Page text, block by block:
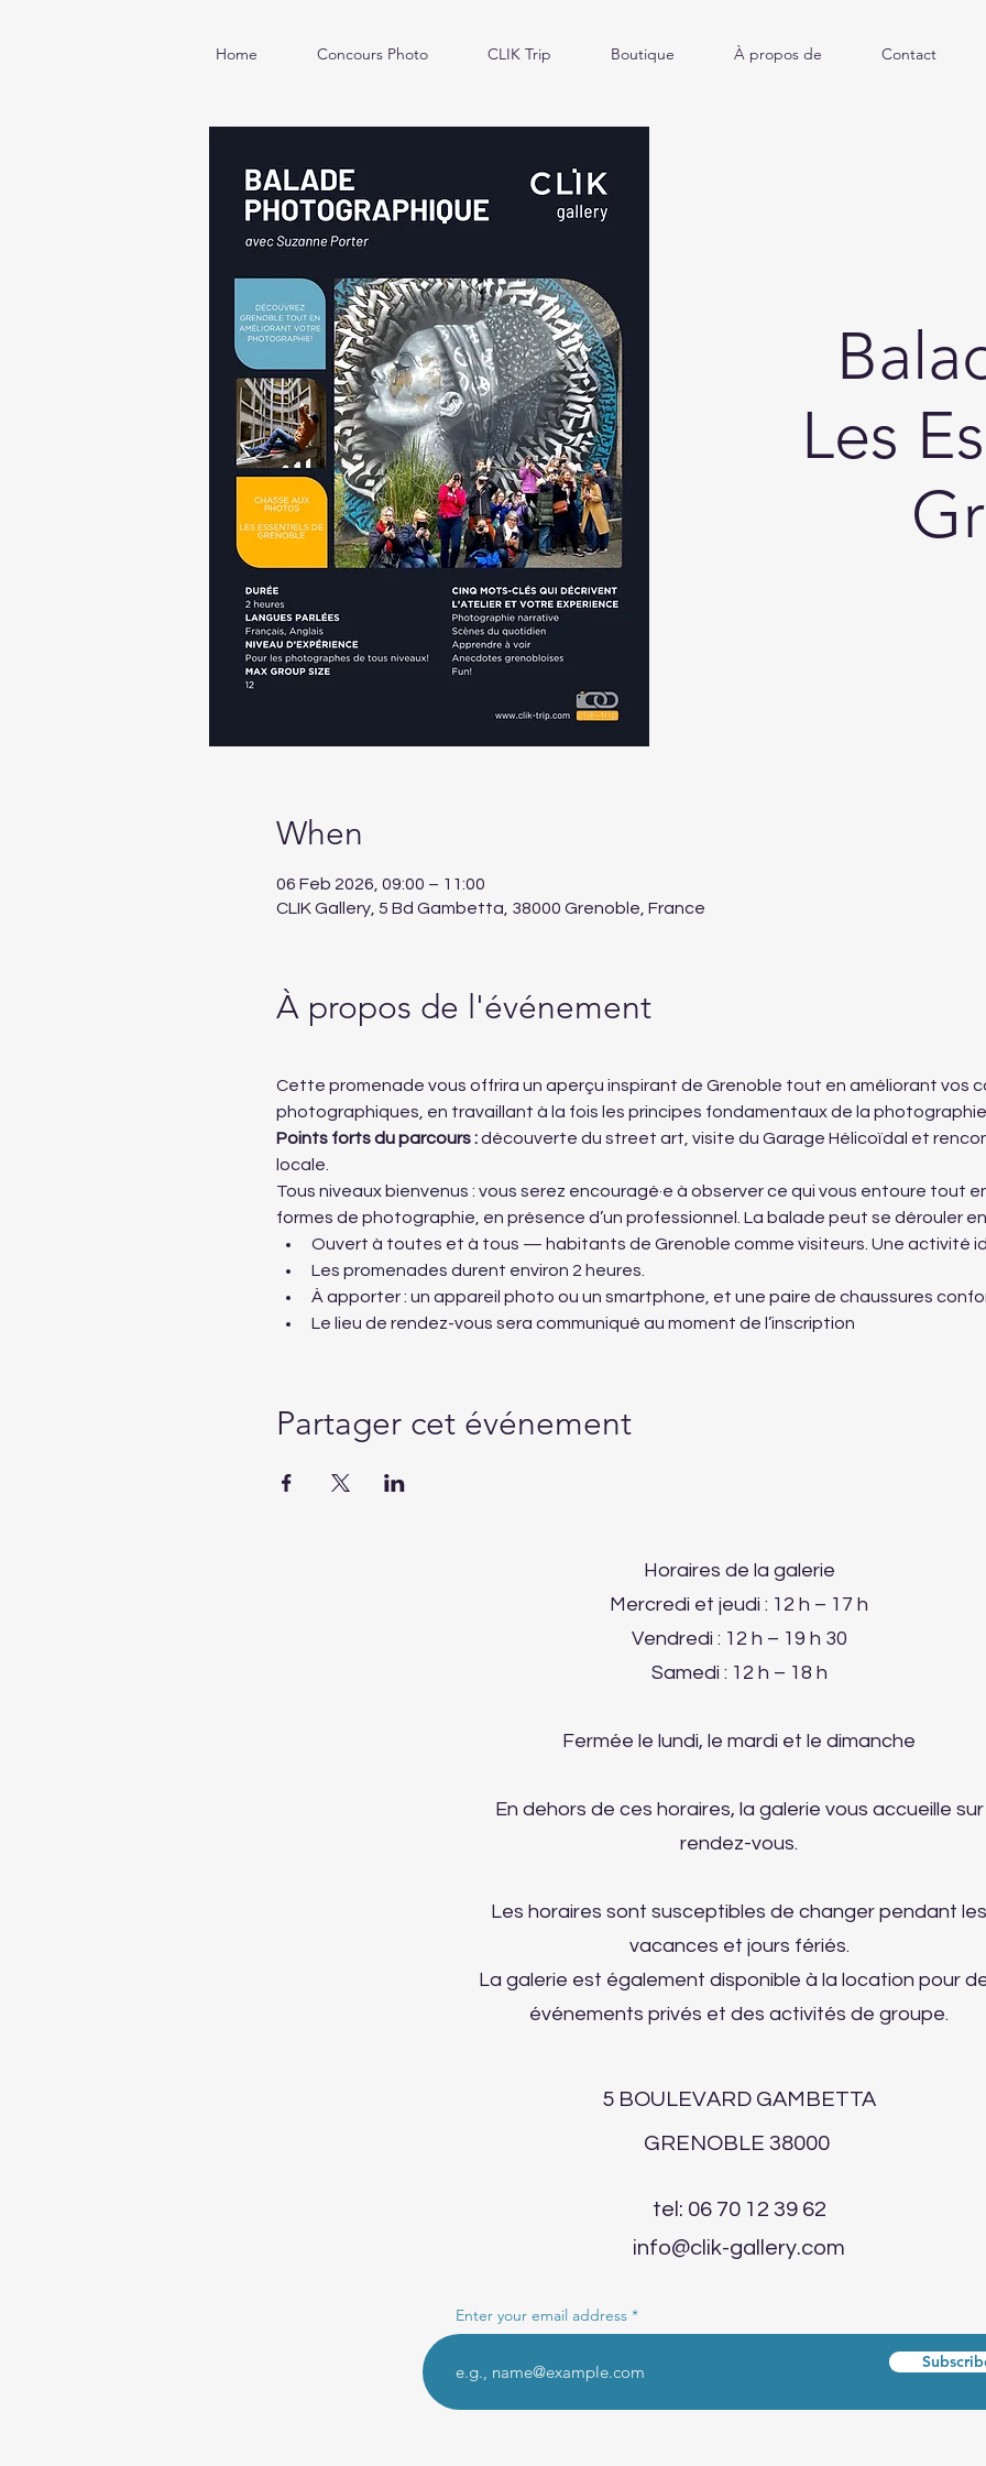
Home Concours Photo CLIK Trip Boutique À propos de Contact
Les
When
06 Feb 2026, 09:00 – 11:00
CLIK Gallery, 5 Bd Gambetta, 38000 Grenoble, France
À propos de l'événement
Cette promenade vous offrira un aperçu inspirant de Grenoble tout en améliorant vos
photographiques, en travaillant à la fois les principes fondamentaux de la photographie
Points forts du parcours : découverte du street art, visite du Garage Hélicoïdal et
locale.
Tous niveaux bienvenus : vous serez encouragé·e à observer ce qui vous entoure
formes de photographie, en présence d’un professionnel. La balade peut se dérouler
Ouvert à toutes et à tous — habitants de Grenoble comme visiteurs. Une activité
Les promenades durent environ 2 heures.
À apporter : un appareil photo ou un smartphone, et une paire de chaussures
Le lieu de rendez-vous sera communiqué au moment de l’inscription
Partager cet événement
Horaires de la galerie
Mercredi et jeudi : 12 h – 17 h
Vendredi : 12 h – 19 h 30
Samedi : 12 h – 18 h
Fermée le lundi, le mardi et le dimanche
En dehors de ces horaires, la galerie vous accueille sur
rendez-vous.
Les horaires sont susceptibles de changer pendant les
vacances et jours fériés.
La galerie est également disponible à la location pour
événements privés et des activités de groupe.
5 BOULEVARD GAMBETTA
GRENOBLE 38000
tel: 06 70 12 39 62
info@clik-gallery.com
Enter your email address